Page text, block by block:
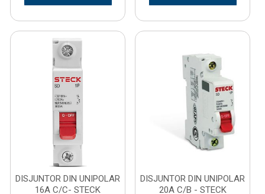
DISJUNTOR DIN UNIPOLAR
16A C/C- STECK
DISJUNTOR DIN UNIPOLAR
20A C/B - STECK